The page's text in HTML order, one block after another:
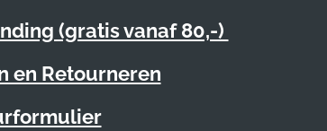
(gratis vanaf 80,-)
en Retourneren